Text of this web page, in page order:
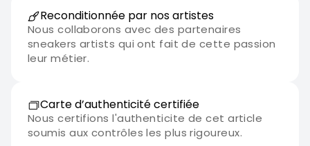
Reconditionnée par nos artistes
Nous collaborons avec des partenaires
sneakers artists qui ont fait de cette passion
leur métier.
Carte d’authenticité certifiée
Nous certifions l'authenticite de cet article
soumis aux contrôles les plus rigoureux.